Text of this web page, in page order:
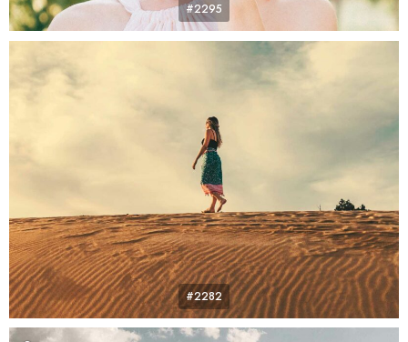
#2295
#2282